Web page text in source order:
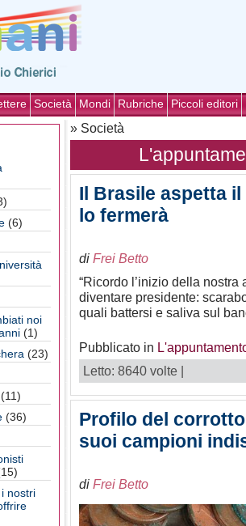
Società Mondi Rubriche Piccoli editori
(6)
noi
(1)
(23)
(11)
(36)
nostri
» Società
Il Brasile aspetta
lo fermerà
di Frei Betto
“Ricordo l’inizio della
diventare presidente:
quali battersi e saliva sul
Pubblicato in
Letto: 8640 volte |
Profilo del
suoi campioni
di Frei Betto